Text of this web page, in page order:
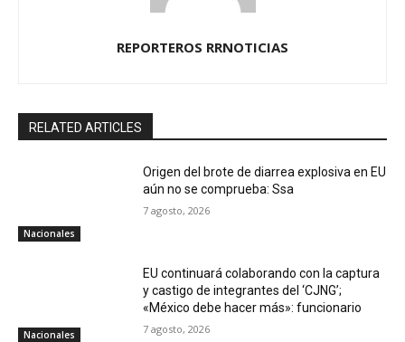
REPORTEROS RRNOTICIAS
RELATED ARTICLES
Nacionales
Origen del brote de diarrea explosiva en EU
aún no se comprueba: Ssa
7 agosto, 2026
Nacionales
EU continuará colaborando con la captura
y castigo de integrantes del ‘CJNG’;
«México debe hacer más»: funcionario
7 agosto, 2026